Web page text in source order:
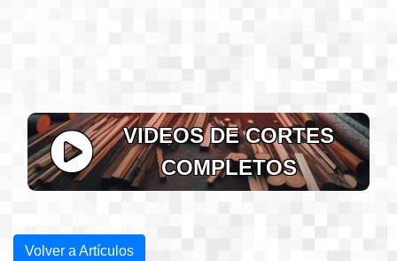
VIDEOS DE CORTES
COMPLETOS
Volver a Artículos